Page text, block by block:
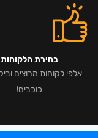
בחירת הלקוחות
כוכבים!